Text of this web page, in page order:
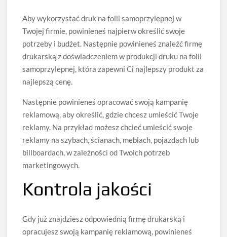
Aby wykorzystać druk na folii samoprzylepnej w
Twojej firmie, powinieneś najpierw określić swoje
potrzeby i budżet. Następnie powinieneś znaleźć firmę
drukarską z doświadczeniem w produkcji druku na folii
samoprzylepnej, która zapewni Ci najlepszy produkt za
najlepszą cenę.
Następnie powinieneś opracować swoją kampanię
reklamową, aby określić, gdzie chcesz umieścić Twoje
reklamy. Na przykład możesz chcieć umieścić swoje
reklamy na szybach, ścianach, meblach, pojazdach lub
billboardach, w zależności od Twoich potrzeb
marketingowych.
Kontrola jakości
Gdy już znajdziesz odpowiednią firmę drukarską i
opracujesz swoją kampanię reklamową, powinieneś